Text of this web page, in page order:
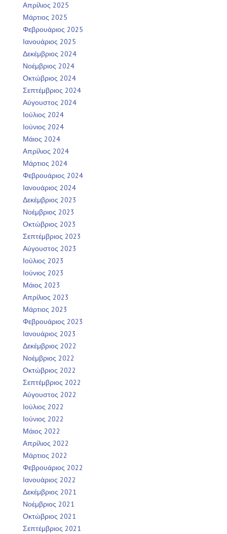
Απρίλιος 2025
Μάρτιος 2025
Φεβρουάριος 2025
Ιανουάριος 2025
Δεκέμβριος 2024
Νοέμβριος 2024
Οκτώβριος 2024
Σεπτέμβριος 2024
Αύγουστος 2024
Ιούλιος 2024
Ιούνιος 2024
Μάιος 2024
Απρίλιος 2024
Μάρτιος 2024
Φεβρουάριος 2024
Ιανουάριος 2024
Δεκέμβριος 2023
Νοέμβριος 2023
Οκτώβριος 2023
Σεπτέμβριος 2023
Αύγουστος 2023
Ιούλιος 2023
Ιούνιος 2023
Μάιος 2023
Απρίλιος 2023
Μάρτιος 2023
Φεβρουάριος 2023
Ιανουάριος 2023
Δεκέμβριος 2022
Νοέμβριος 2022
Οκτώβριος 2022
Σεπτέμβριος 2022
Αύγουστος 2022
Ιούλιος 2022
Ιούνιος 2022
Μάιος 2022
Απρίλιος 2022
Μάρτιος 2022
Φεβρουάριος 2022
Ιανουάριος 2022
Δεκέμβριος 2021
Νοέμβριος 2021
Οκτώβριος 2021
Σεπτέμβριος 2021